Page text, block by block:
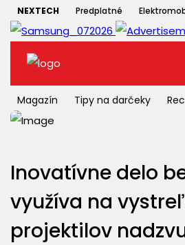
NEXTECH Predplatné
Magazín Tipy na darčeky
Inovatívne delo
využíva na
projektilov